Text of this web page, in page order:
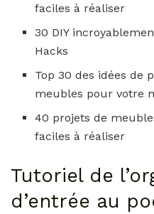
faciles à réaliser
30 DIY
Hacks
Top 30 des idées de
meubles pour votre
40 projets de
faciles à réaliser
Tutoriel de
d’entrée au